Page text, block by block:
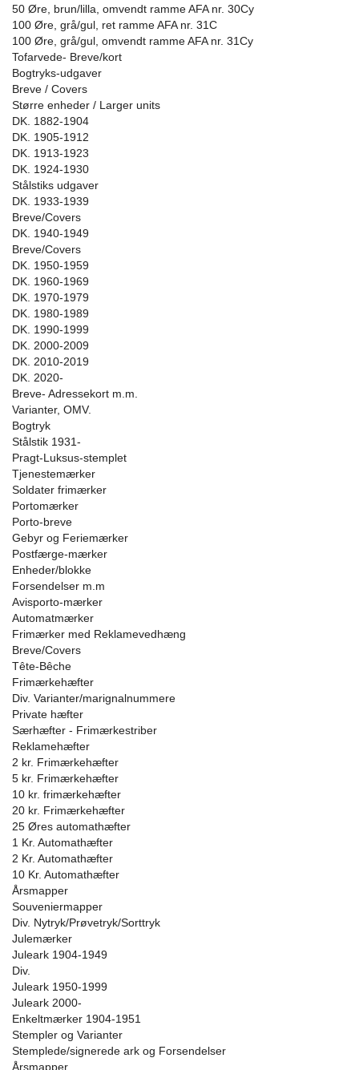
50 Øre, brun/lilla, omvendt ramme AFA nr. 30Cy
100 Øre, grå/gul, ret ramme AFA nr. 31C
100 Øre, grå/gul, omvendt ramme AFA nr. 31Cy
Tofarvede- Breve/kort
Bogtryks-udgaver
Breve / Covers
Større enheder / Larger units
DK. 1882-1904
DK. 1905-1912
DK. 1913-1923
DK. 1924-1930
Stålstiks udgaver
DK. 1933-1939
Breve/Covers
DK. 1940-1949
Breve/Covers
DK. 1950-1959
DK. 1960-1969
DK. 1970-1979
DK. 1980-1989
DK. 1990-1999
DK. 2000-2009
DK. 2010-2019
DK. 2020-
Breve- Adressekort m.m.
Varianter, OMV.
Bogtryk
Stålstik 1931-
Pragt-Luksus-stemplet
Tjenestemærker
Soldater frimærker
Portomærker
Porto-breve
Gebyr og Feriemærker
Postfærge-mærker
Enheder/blokke
Forsendelser m.m
Avisporto-mærker
Automatmærker
Frimærker med Reklamevedhæng
Breve/Covers
Tête-Bêche
Frimærkehæfter
Div. Varianter/marignalnummere
Private hæfter
Særhæfter - Frimærkestriber
Reklamehæfter
2 kr. Frimærkehæfter
5 kr. Frimærkehæfter
10 kr. frimærkehæfter
20 kr. Frimærkehæfter
25 Øres automathæfter
1 Kr. Automathæfter
2 Kr. Automathæfter
10 Kr. Automathæfter
Årsmapper
Souveniermapper
Div. Nytryk/Prøvetryk/Sorttryk
Julemærker
Juleark 1904-1949
Div.
Juleark 1950-1999
Juleark 2000-
Enkeltmærker 1904-1951
Stempler og Varianter
Stemplede/signerede ark og Forsendelser
Årsmapper